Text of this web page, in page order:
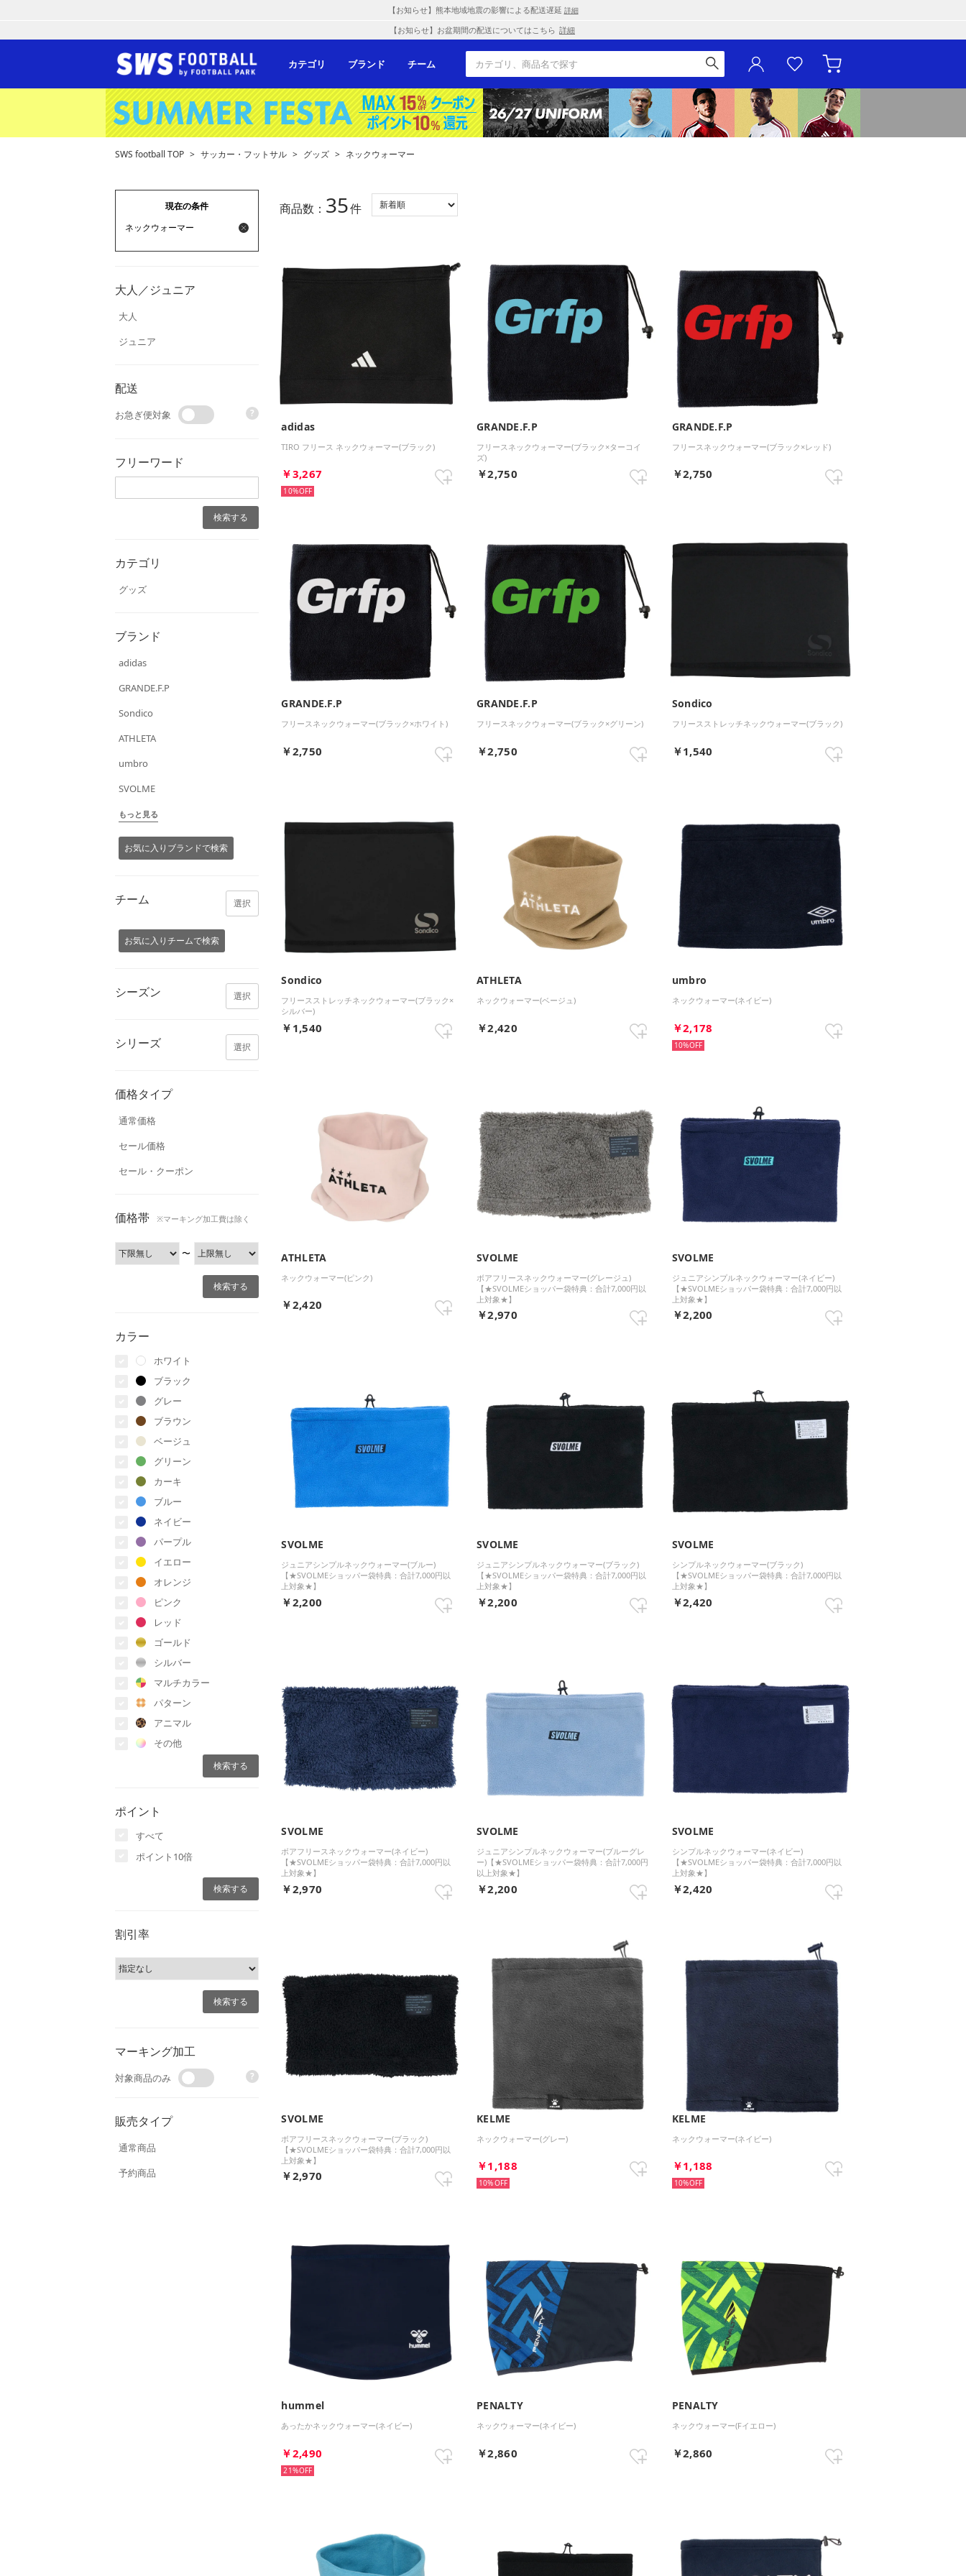
【お知らせ】熊本地域地震の影響による配送遅延 詳細
【お知らせ】お盆期間の配送についてはこちら 詳細
カテゴリ ブランド チーム
SWS football TOP > サッカー・フットサル > グッズ > ネックウォーマー
現在の条件
ネックウォーマー
大人／ジュニア
大人
ジュニア
配送
お急ぎ便対象 ?
フリーワード
カテゴリ
グッズ
ブランド
adidas
GRANDE.F.P
Sondico
ATHLETA
umbro
SVOLME
もっと見る
お気に入りブランドで検索
チーム 選択
お気に入りチームで検索
シーズン 選択
シリーズ 選択
価格タイプ
通常価格
セール価格
セール・クーポン
価格帯 ※マーキング加工費は除く
〜
カラー
ホワイト
ブラック
グレー
ブラウン
ベージュ
グリーン
カーキ
ブルー
ネイビー
パープル
イエロー
オレンジ
ピンク
レッド
ゴールド
シルバー
マルチカラー
パターン
アニマル
その他
ポイント
すべて
ポイント10倍
割引率
マーキング加工
対象商品のみ ?
販売タイプ
通常商品
予約商品
商品数： 35件
adidas
TIRO フリース ネックウォーマー(ブラック)
￥3,267
10%
GRANDE.F.P
フリースネックウォーマー(ブラック×ターコイ
ズ)
￥2,750
GRANDE.F.P
フリースネックウォーマー(ブラック×レッド)
￥2,750
GRANDE.F.P
フリースネックウォーマー(ブラック×ホワイト)
￥2,750
GRANDE.F.P
フリースネックウォーマー(ブラック×グリーン)
￥2,750
Sondico
フリースストレッチネックウォーマー(ブラック)
￥1,540
Sondico
フリースストレッチネックウォーマー(ブラック×
シルバー)
￥1,540
ATHLETA
ネックウォーマー(ベージュ)
￥2,420
umbro
ネックウォーマー(ネイビー)
￥2,178
10%
ATHLETA
ネックウォーマー(ピンク)
￥2,420
SVOLME
ボアフリースネックウォーマー(グレージュ)
【★SVOLMEショッパー袋特典：合計7,000円以
上対象★】
￥2,970
SVOLME
ジュニアシンプルネックウォーマー(ネイビー)
【★SVOLMEショッパー袋特典：合計7,000円以
上対象★】
￥2,200
SVOLME
ジュニアシンプルネックウォーマー(ブルー)
【★SVOLMEショッパー袋特典：合計7,000円以
上対象★】
￥2,200
SVOLME
ジュニアシンプルネックウォーマー(ブラック)
【★SVOLMEショッパー袋特典：合計7,000円以
上対象★】
￥2,200
SVOLME
シンプルネックウォーマー(ブラック)
【★SVOLMEショッパー袋特典：合計7,000円以
上対象★】
￥2,420
SVOLME
ボアフリースネックウォーマー(ネイビー)
【★SVOLMEショッパー袋特典：合計7,000円以
上対象★】
￥2,970
SVOLME
ジュニアシンプルネックウォーマー(ブルーグレ
ー)【★SVOLMEショッパー袋特典：合計7,000円
以上対象★】
￥2,200
SVOLME
シンプルネックウォーマー(ネイビー)
【★SVOLMEショッパー袋特典：合計7,000円以
上対象★】
￥2,420
SVOLME
ボアフリースネックウォーマー(ブラック)
【★SVOLMEショッパー袋特典：合計7,000円以
上対象★】
￥2,970
KELME
ネックウォーマー(グレー)
￥1,188
10%
KELME
ネックウォーマー(ネイビー)
￥1,188
10%
hummel
あったかネックウォーマー(ネイビー)
￥2,490
21%
PENALTY
ネックウォーマー(ネイビー)
￥2,860
PENALTY
ネックウォーマー(Fイエロー)
￥2,860